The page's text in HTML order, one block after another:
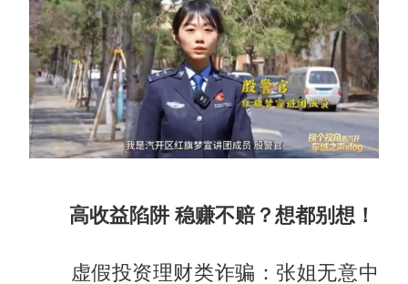
高收益陷阱 稳赚不赔？想都别想！
虚假投资理财类诈骗：张姐无意中